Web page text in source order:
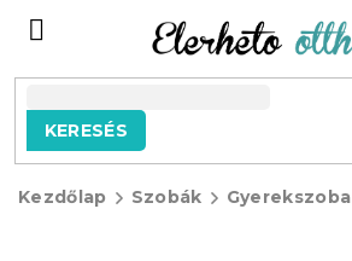
tartalomhoz
KERESÉS
Kezdőlap Szobák Gyerekszoba